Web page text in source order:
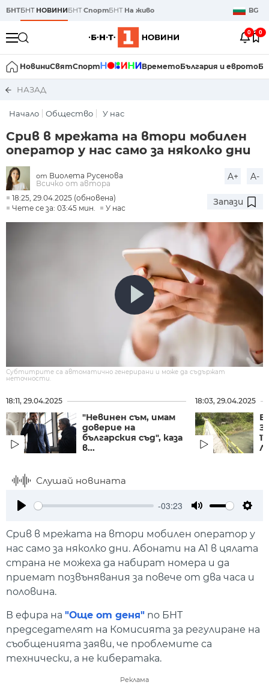
БНТБНТ НОВИНИБНТСпортБНТ На живо BG
0 0
НовиниСвятСпорт ВреметоБългария и еврото
НАЗАД
Начало Общество У нас
Срив в мрежата на втори мобилен
оператор у нас само за няколко дни
от Виолета Русенова
Всичко от автора
A+ A-
18:25, 29.04.2025 (обновена)
Чете се за: 03:45 мин.
У нас
Запази
Субтитрите са автоматично генерирани и може да съдържат
неточности.
18:11, 29.04.2025
"Невинен съм, имам
доверие на
българския съд", каза
в...
18:03, 29.04.2025
Слушай новината
-03:23
Срив в мрежата на втори мобилен оператор у
нас само за няколко дни. Абонати на А1 в цялата
страна не можеха да набират номера и да
приемат позвънявания за повече от два часа и
половина.
В ефира на "Още от деня" по БНТ
председателят на Комисията за регулиране на
съобщенията заяви, че проблемите са
технически, а не кибератака.
Реклама